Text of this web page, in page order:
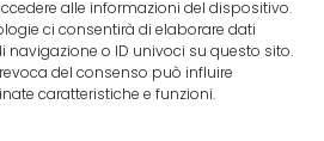
alle informazioni del dispositivo.
ci consentirà di elaborare dati
o ID univoci su questo sito.
del consenso può influire
caratteristiche e funzioni.